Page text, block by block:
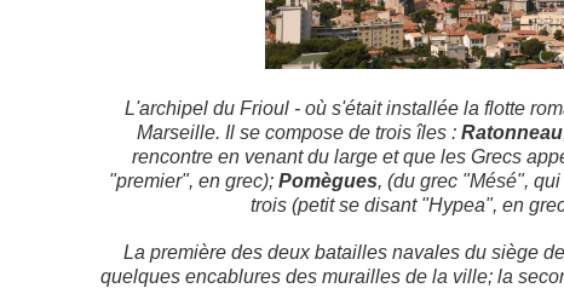
L'archipel du Frioul - où s'était installée la flotte
Marseille. Il se compose de trois îles : Ratonneau
rencontre en venant du large et que les Grecs
"premier", en grec); Pomègues, (du grec "Mésé",
trois (petit se disant "Hypea", en
La première des deux batailles navales du siège
quelques encablures des murailles de la ville; la